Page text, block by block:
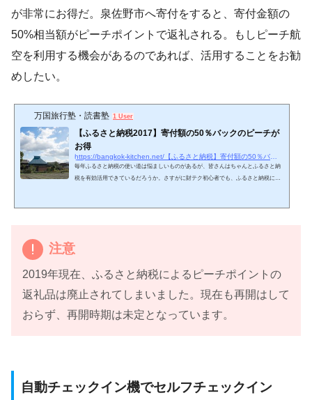
が非常にお得だ。泉佐野市へ寄付をすると、寄付金額の
50%相当額がピーチポイントで返礼される。もしピーチ航
空を利用する機会があるのであれば、活用することをお勧
めしたい。
万国旅行塾・読書塾 1 User
【ふるさと納税2017】寄付額の50％バックのピーチが
お得
https://bangkok-kitchen.net/【ふるさと納税】寄付額の50％バックのピーチがお
毎年ふるさと納税の使い道は悩ましいものがあるが、皆さんはちゃんとふるさと納
税を有効活用できているだろうか。さすがに財テク初心者でも、ふるさと納税には
注意
2019年現在、ふるさと納税によるピーチポイントの
返礼品は廃止されてしまいました。現在も再開はして
おらず、再開時期は未定となっています。
自動チェックイン機でセルフチェックイン